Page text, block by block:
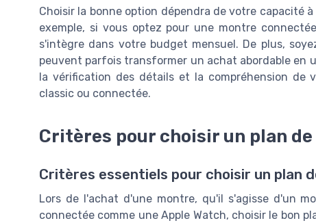
Choisir la bonne option dépendra de votre capacité
exemple, si vous optez pour une montre
s'intègre dans votre budget mensuel. De plus,
peuvent parfois transformer un achat abordable en
la vérification des détails et la compréhension de
classic ou connectée.
Critères pour choisir un plan
Critères essentiels pour choisir un plan
Lors de l'achat d'une montre, qu'il s'agisse d'un
connectée comme une Apple Watch, choisir le bon